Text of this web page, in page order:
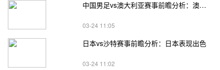
中国男足vs澳大利亚赛事前瞻分析：澳大利亚进攻不俗
03-24 11:05
日本vs沙特赛事前瞻分析：日本表现出色
03-24 11:02